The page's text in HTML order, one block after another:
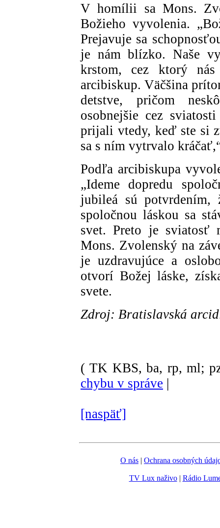
V homílii sa Mons.
Božieho vyvolenia.
Prejavuje sa
je nám blízko. Naše
krstom, cez ktorý
arcibiskup. Väčšina
detstve, pričom
osobnejšie cez
prijali vtedy, keď ste si
sa s ním vytrvalo
Podľa arcibiskupa
„Ideme dopredu
jubileá sú potvrdením,
spoločnou láskou sa
svet. Preto je sviatosť
Mons. Zvolenský na
je uzdravujúce a
otvorí Božej láske,
svete.
Zdroj: Bratislavská
( TK KBS, ba, rp, ml;
chybu v správe |
[naspäť]
O nás | Ochrana osobných
TV Lux naživo| Rádio